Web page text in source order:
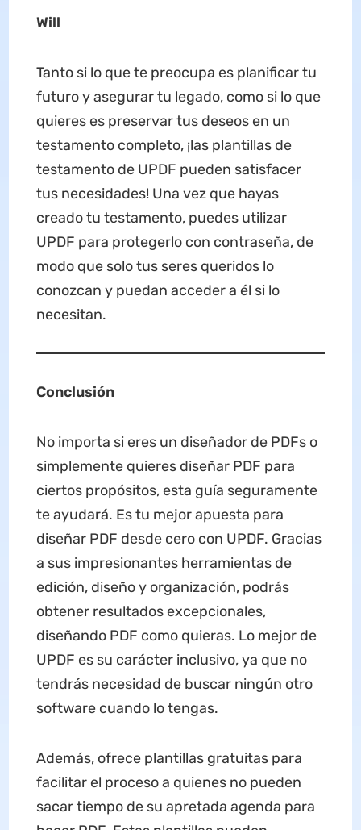
Will
Tanto si lo que te preocupa es planificar tu
futuro y asegurar tu legado, como si lo que
quieres es preservar tus deseos en un
testamento completo, ¡las plantillas de
testamento de UPDF pueden satisfacer
tus necesidades! Una vez que hayas
creado tu testamento, puedes utilizar
UPDF para protegerlo con contraseña, de
modo que solo tus seres queridos lo
conozcan y puedan acceder a él si lo
necesitan.
Conclusión
No importa si eres un diseñador de PDFs o
simplemente quieres diseñar PDF para
ciertos propósitos, esta guía seguramente
te ayudará. Es tu mejor apuesta para
diseñar PDF desde cero con UPDF. Gracias
a sus impresionantes herramientas de
edición, diseño y organización, podrás
obtener resultados excepcionales,
diseñando PDF como quieras. Lo mejor de
UPDF es su carácter inclusivo, ya que no
tendrás necesidad de buscar ningún otro
software cuando lo tengas.
Además, ofrece plantillas gratuitas para
facilitar el proceso a quienes no pueden
sacar tiempo de su apretada agenda para